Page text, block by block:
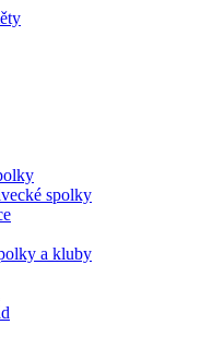
spolky
a kluby